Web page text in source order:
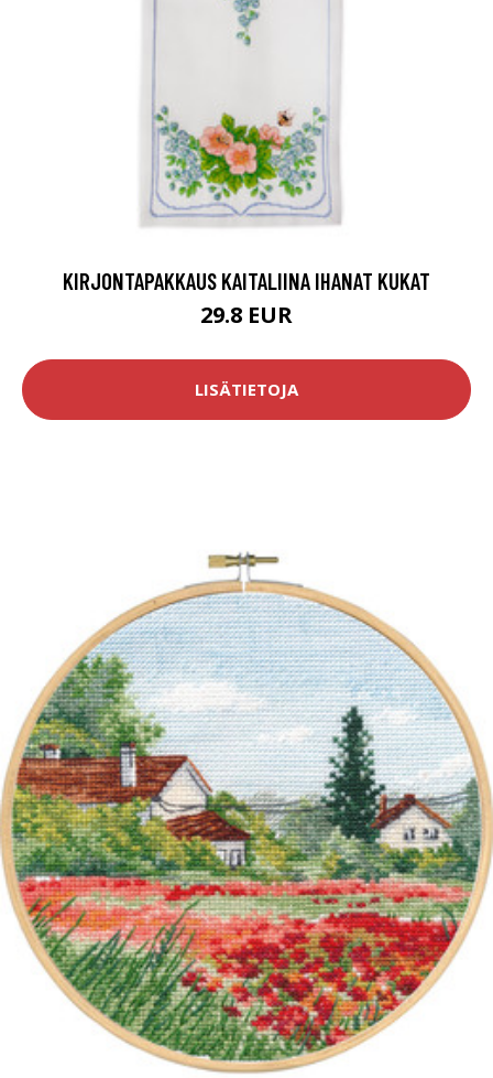
KIRJONTAPAKKAUS KAITALIINA IHANAT KUKAT
29.8 EUR
LISÄTIETOJA